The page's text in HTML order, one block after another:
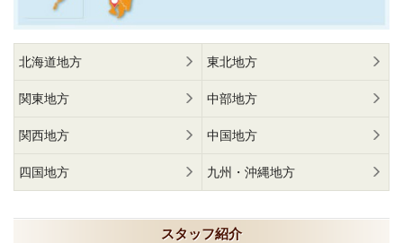
北海道地方 東北地方
関東地方 中部地方
関西地方 中国地方
四国地方 九州・沖縄地方
スタッフ紹介